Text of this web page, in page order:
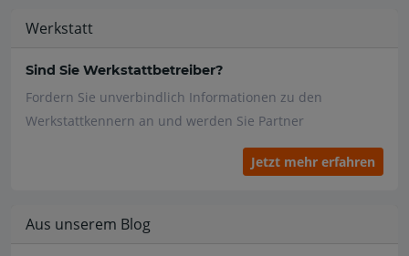
Werkstatt
Sind Sie Werkstattbetreiber?
Fordern Sie unverbindlich Informationen zu den
Werkstattkennern an und werden Sie Partner
Jetzt mehr erfahren
Aus unserem Blog